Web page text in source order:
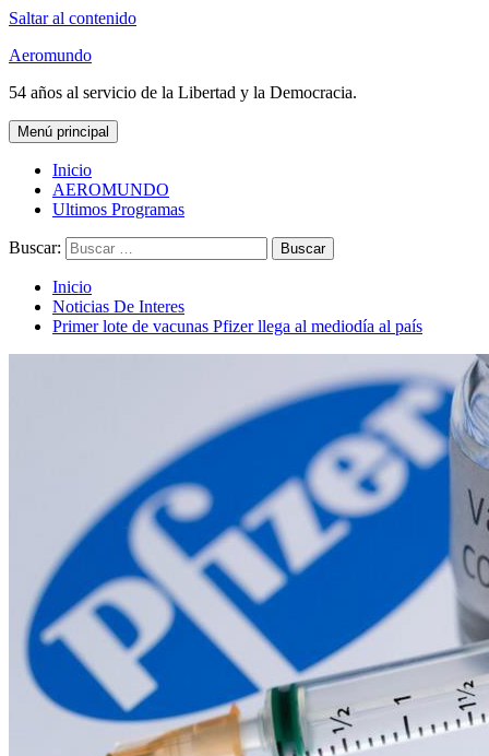
Saltar al contenido
Aeromundo
54 años al servicio de la Libertad y la Democracia.
Menú principal
Inicio
AEROMUNDO
Ultimos Programas
Buscar:
Inicio
Noticias De Interes
Primer lote de vacunas Pfizer llega al mediodía al país